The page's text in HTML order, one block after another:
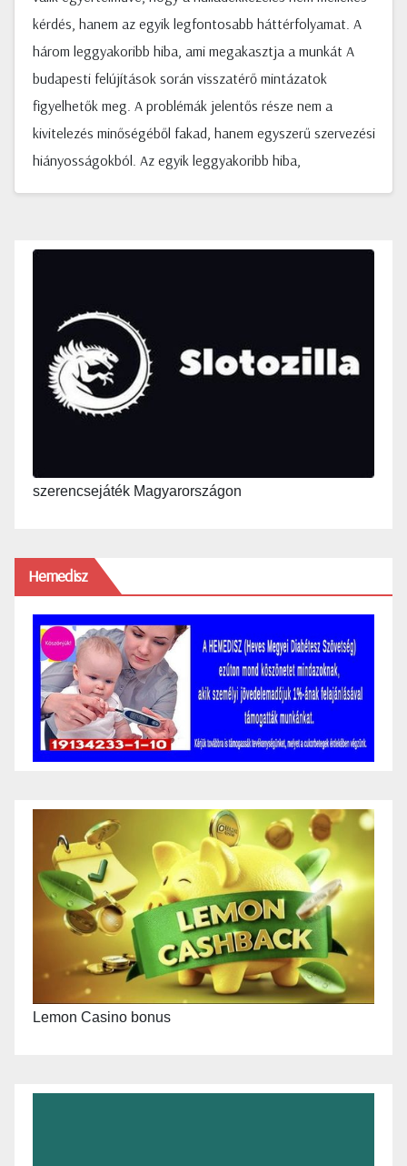
kérdés, hanem az egyik legfontosabb háttérfolyamat. A
három leggyakoribb hiba, ami megakasztja a munkát A
budapesti felújítások során visszatérő mintázatok
figyelhetők meg. A problémák jelentős része nem a
kivitelezés minőségéből fakad, hanem egyszerű szervezési
hiányosságokból. Az egyik leggyakoribb hiba,
szerencsejáték Magyarországon
Hemedisz
Lemon Casino bonus